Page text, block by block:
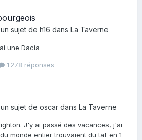
sujet de h16 dans La Taverne
une Dacia
1 278 réponses
sujet de oscar dans La Taverne
J'y ai passé des vacances, j'ai
monde entier trouvaient du taf en 1